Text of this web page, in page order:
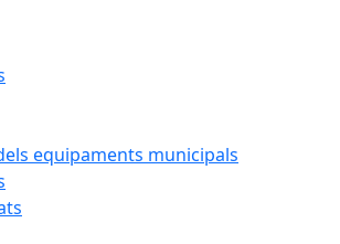
equipaments municipals